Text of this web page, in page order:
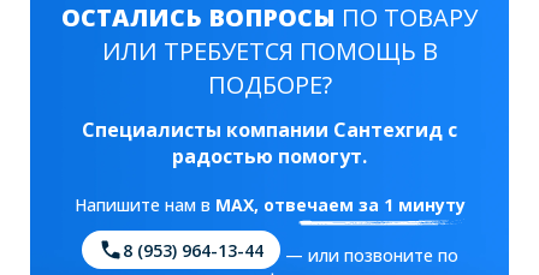
ОСТАЛИСЬ ВОПРОСЫ ПО ТОВАРУ
ИЛИ ТРЕБУЕТСЯ ПОМОЩЬ В
ПОДБОРЕ?
Специалисты компании Сантехгид с
радостью помогут.
Напишите нам в MAX, отвечаем за 1 минуту
8 (953) 964-13-44
— или позвоните по